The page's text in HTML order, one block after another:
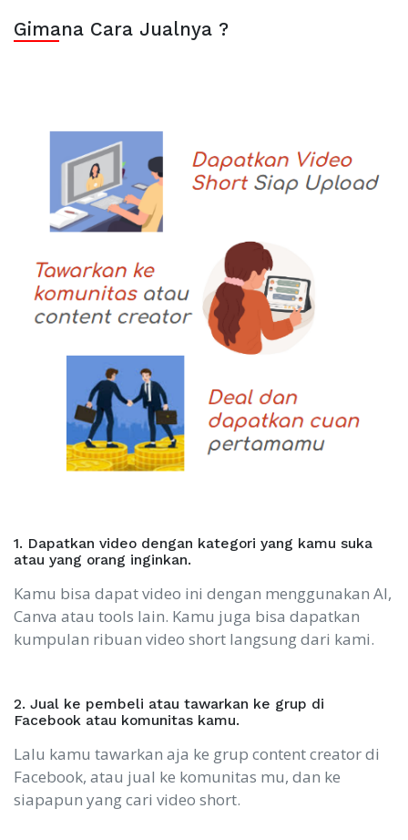
Gimana Cara Jualnya ?
1. Dapatkan video dengan kategori yang kamu suka
atau yang orang inginkan.
Kamu bisa dapat video ini dengan menggunakan AI,
Canva atau tools lain. Kamu juga bisa dapatkan
kumpulan ribuan video short langsung dari kami.
2. Jual ke pembeli atau tawarkan ke grup di
Facebook atau komunitas kamu.
Lalu kamu tawarkan aja ke grup content creator di
Facebook, atau jual ke komunitas mu, dan ke
siapapun yang cari video short.